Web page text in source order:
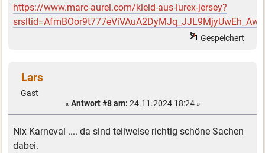
https://www.marc-aurel.com/kleid-aus-lurex-jersey?
Gespeichert
Lars
Gast
« Antwort #8 am: 24.11.2024 18:24 »
Nix Karneval .... da sind teilweise richtig schöne Sachen
dabei.